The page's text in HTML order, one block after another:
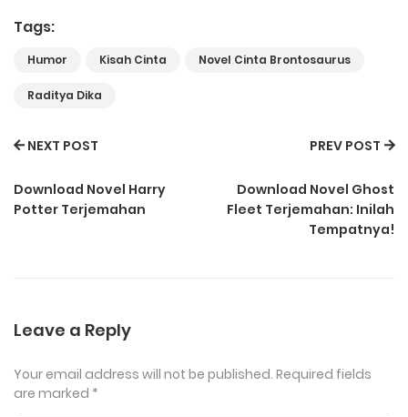
Tags:
Humor Kisah Cinta Novel Cinta Brontosaurus
Raditya Dika
NEXT POST
Download Novel Harry
Potter Terjemahan
PREV POST
Download Novel Ghost
Fleet Terjemahan: Inilah
Tempatnya!
Leave a Reply
Your email address will not be published. Required fields
are marked *